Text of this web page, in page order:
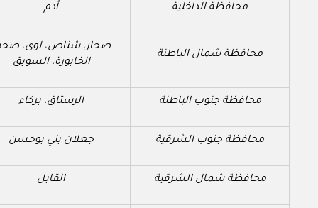
محافظة الداخلية أدم
محافظة شمال الباطنة
صحار، شناص، لوى،
الخابورة، السويق
محافظة جنوب الباطنة الرستاق، بركاء
محافظة جنوب الشرقية جعلان بني بوحسن
محافظة شمال الشرقية القابل